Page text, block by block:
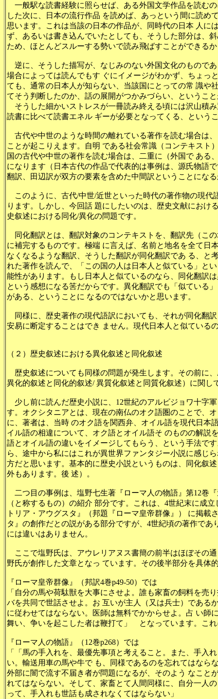
一般駅な読書経験に照らせば、ある外国文学作品を読む
した次に、日本の流行作品 を読めば、あっという間に読め
思います。これは当該の日本の作品が、同時代の日本 人に
ず、あるいは書き込んでいたとしても、そうした部分は、
ため、ほとんどスルーする勢いで読み飛ばすことができる
逆に、そうした描写が、なじみのない外国文化のもので
場合によっては読んでもす ぐにイメージがわかず、ちょっ
ても、通常の日本人が知らない、当該国にとっての常 識や
てそう判断したのか、話の展開がつかみづらい、というこ
そうした細かいストレスが一冊読み終える頃には沢山積
読書に比べて読書エネル ギーが必要となってくる、という
古代や中世のような時間の離れている著作を読む場合は
ことが起こりえます。自明 である社会常識（コンテキスト
国の古代や中世の著作を読む場合は、二重に（外国で ある
になります（日本古代の作品で代表的は事例は、源氏物語
翻訳、田辺訳が双方の要素を含めた中間訳ということにな
このように、古代/中世/近世といった時代の著作物の現代
ります。しかし、今回話 題にしたいのは、歴史文献におけ
史叙述における同化/異化の問題です。
同化翻訳とは、翻訳対象のコンテキストを、翻訳先（こ
に補完するものです。極端 に言えば、名前と地名を全て日
なくなるような翻訳、そうした翻訳が同化翻訳であ る、と
れた著作を読んで、「この国の人は日本人と似ている」と
能性があります。もし日本人と似ているのなら、同化翻訳
という感想になる筈だからです。異化翻訳でも「似ている
がある、ということに なるのではないかと思います。
同様に、歴史著作の現代語訳においても、それが同化翻
安易に断定することはでき ません。現代日本人と似ている
（２）歴史叙述における異化叙述と同化叙述
歴史叙述についても同様の問題が発生します。その前に
異化的叙述と同化的叙述/ 異質化叙述と同質化叙述）に関
少し前に読んだ歴史小説に、12世紀のアルビジョワ十字
す。オクシタニアとは、現在の南仏のオク語圏のことで、
に、著者は、当時 のオク語を関西弁、オイル語を現代日本
イル語の相違について、オク語とオイル語そ のものの解説
語とオイル語の違いをイメージしてもらう、という手法で
ら、途中から私にはこれが異世界ファンタジー小説に感じ
方だと思います。基本的に歴史小説というものは、同化叙
外もあります。後 述）。
二つ目の事例は、塩野七生著『ローマ人の物語』第12巻
（と称するもの）の紹介 部分です。これは、4世紀末に成
トリア・アウグスタ』（邦題『ローマ皇帝群像』） に掲
タ』の創作だとの説がある部分ですが、4世紀頃の著作で
には違いはありません。
ここで塩野氏は、アウレリアヌス書簡の前半はほぼその
野氏が創作した文章となっ ています。その後半部分を具体
『ローマ皇帝群像』（邦訳4巻p49-50）では
「自分の馬や荷駄獣を大事にさせよ。誰も家畜の飼料を売
バを共同で世話させよ。お 互いが主人（又は兵士）である
に従わせてはならない。医師は無料でかからせよ。占 い師
舞い、争いを起こした者は鞭打て」 となっています。こ
『ローマ人の物語』（12巻p268）では
「「馬の手入れを、最優先事項と考えること。また、手入
い。輸送用車の馬や牛で も、同様であるのを忘れてはなら
外部に闇で流す不届き者が問題になるが、そのよう なこと
れてはならない。そして、家畜とて人間同様に、自分一人
って、手入れも世話も成されなくてはならない」